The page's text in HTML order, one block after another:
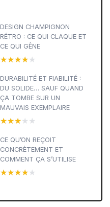
DESIGN CHAMPIGNON
RÉTRO : CE QUI CLAQUE ET
CE QUI GÊNE
★★★★★
★★★★★
DURABILITÉ ET FIABILITÉ :
DU SOLIDE… SAUF QUAND
ÇA TOMBE SUR UN
MAUVAIS EXEMPLAIRE
★★★★★
★★★★★
CE QU’ON REÇOIT
CONCRÈTEMENT ET
COMMENT ÇA S’UTILISE
★★★★★
★★★★★